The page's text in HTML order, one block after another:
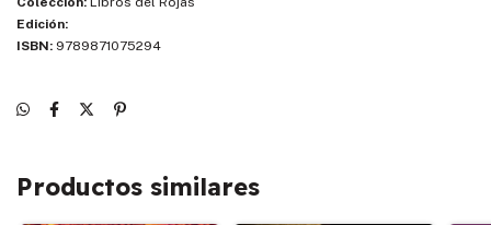
Edición:
ISBN: 9789871075294
Productos similares